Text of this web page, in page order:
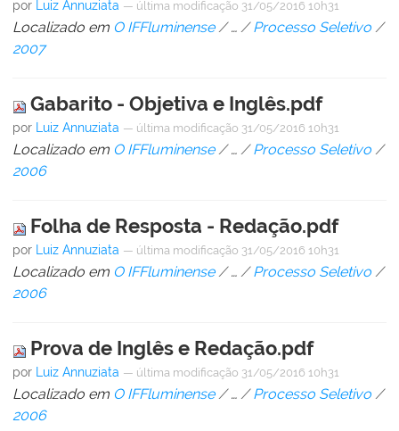
por Luiz Annuziata — última modificação 31/05/2016 10h31
Localizado em O IFFluminense /… /Processo Seletivo /
2007
Gabarito - Objetiva e Inglês.pdf
por Luiz Annuziata — última modificação 31/05/2016 10h31
Localizado em O IFFluminense /… /Processo Seletivo /
2006
Folha de Resposta - Redação.pdf
por Luiz Annuziata — última modificação 31/05/2016 10h31
Localizado em O IFFluminense /… /Processo Seletivo /
2006
Prova de Inglês e Redação.pdf
por Luiz Annuziata — última modificação 31/05/2016 10h31
Localizado em O IFFluminense /… /Processo Seletivo /
2006